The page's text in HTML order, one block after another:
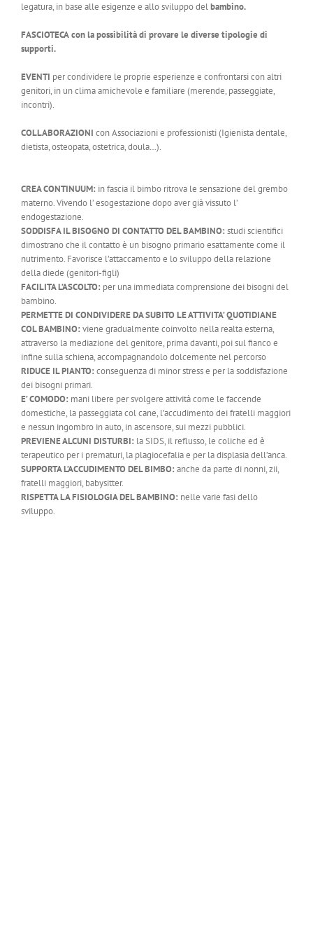
legatura, in base alle esigenze e allo sviluppo delbambino.
FASCIOTECAcon la possibilità di provare le diverse tipologie di
supporti.
EVENTI per condividere le proprie esperienze e confrontarsi con altri
genitori, in un clima amichevole e familiare (merende, passeggiate,
incontri).
COLLABORAZIONI con Associazioni e professionisti (Igienista dentale,
dietista, osteopata, ostetrica, doula…).
CREA CONTINUUM: in fascia il bimbo ritrova le sensazione del grembo
materno. Vivendo l’ esogestazione dopo aver già vissuto l’
endogestazione.
SODDISFA IL BISOGNO DI CONTATTO DEL BAMBINO: studi scientifici
dimostrano che il contatto è un bisogno primario esattamente come il
nutrimento. Favorisce l’attaccamento e lo sviluppo della relazione
della diede (genitori-figli)
FACILITA L’ASCOLTO: per una immediata comprensione dei bisogni del
bambino.
PERMETTE DI CONDIVIDERE DA SUBITO LE ATTIVITA’ QUOTIDIANE
COL BAMBINO: viene gradualmente coinvolto nella realtа esterna,
attraverso la mediazione del genitore, prima davanti, poi sul fianco e
infine sulla schiena, accompagnandolo dolcemente nel percorso
RIDUCE IL PIANTO: conseguenza di minor stress e per la soddisfazione
dei bisogni primari.
E’ COMODO: mani libere per svolgere attività come le faccende
domestiche, la passeggiata col cane, l’accudimento dei fratelli maggiori
e nessun ingombro in auto, in ascensore, sui mezzi pubblici.
PREVIENE ALCUNI DISTURBI: la SIDS, il reflusso, le coliche ed è
terapeutico per i prematuri, la plagiocefalia e per la displasia dell’anca.
SUPPORTA L’ACCUDIMENTO DEL BIMBO: anche da parte di nonni, zii,
fratelli maggiori, babysitter.
RISPETTA LA FISIOLOGIA DEL BAMBINO: nelle varie fasi dello
sviluppo.